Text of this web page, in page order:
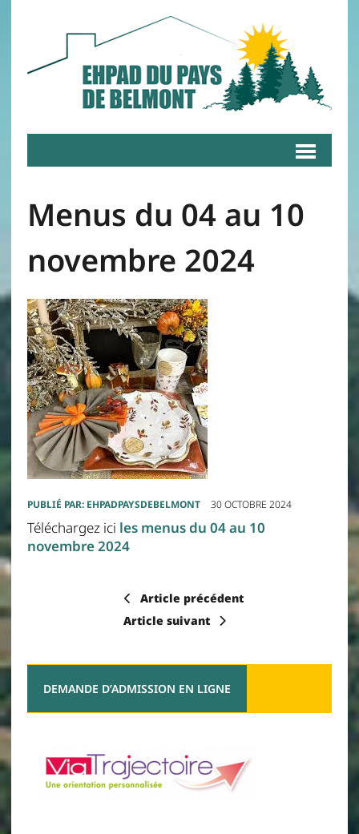
Menus du 04 au 10
novembre 2024
PUBLIÉ PAR: EHPADPAYSDEBELMONT 30 OCTOBRE 2024
Téléchargez ici les menus du 04 au 10
novembre 2024
Article précédent
Article suivant
DEMANDE D’ADMISSION EN LIGNE